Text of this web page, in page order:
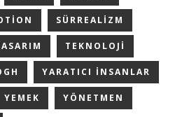
SÜRREALIZM
TEKNOLOJI
YARATICI INSANLAR
YEMEK YÖNETMEN